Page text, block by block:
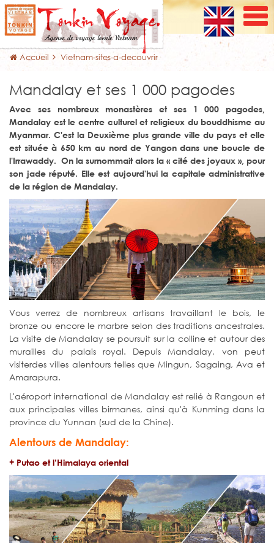
Accueil Vietnam-sites-a-decouvrir
Mandalay et ses 1 000 pagodes
Avec ses nombreux monastères et ses 1 000 pagodes,
Mandalay est le centre culturel et religieux du bouddhisme au
Myanmar. C'est la Deuxième plus grande ville du pays et elle
est située à 650 km au nord de Yangon dans une boucle de
l'Irrawaddy. On la surnommait alors la « cité des joyaux », pour
son jade réputé. Elle est aujourd'hui la capitale administrative
de la région de Mandalay.
Vous verrez de nombreux artisans travaillant le bois, le
bronze ou encore le marbre selon des traditions ancestrales.
La visite de Mandalay se poursuit sur la colline et autour des
murailles du palais royal. Depuis Mandalay, von peut
visiterdes villes alentours telles que Mingun, Sagaing, Ava et
Amarapura.
L'aéroport international de Mandalay est relié à Rangoun et
aux principales villes birmanes, ainsi qu'à Kunming dans la
province du Yunnan (sud de la Chine).
Alentours de Mandalay:
+ Putao et l’Himalaya oriental